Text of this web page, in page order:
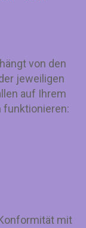
von den
jeweiligen
auf Ihrem
funktionieren:
mit